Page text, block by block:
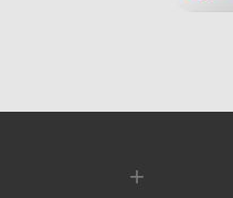
+